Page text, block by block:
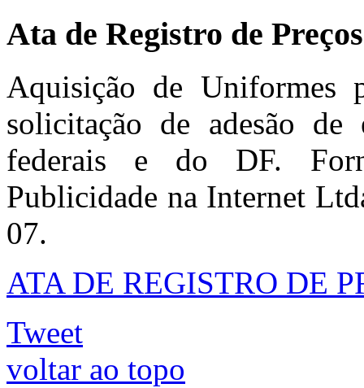
Ata de Registro de
Aquisição de Uniformes
solicitação de adesão de
federais e do DF.
Publicidade na Internet
07.
ATA DE REGISTRO DE
Tweet
voltar ao topo